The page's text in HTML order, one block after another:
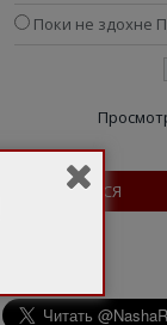
Поки не здохне
ПІДПИШІТЬСЯ